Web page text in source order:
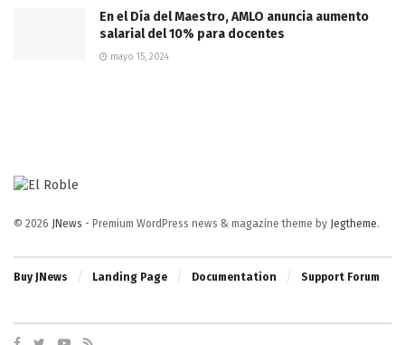
En el Día del Maestro, AMLO anuncia aumento
salarial del 10% para docentes
mayo 15, 2024
© 2026 JNews - Premium WordPress news & magazine theme by Jegtheme.
Buy JNews Landing Page Documentation Support Forum